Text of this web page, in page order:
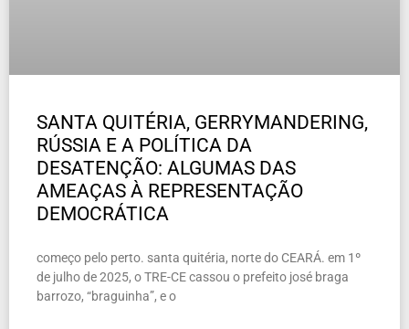
SANTA QUITÉRIA, GERRYMANDERING,
RÚSSIA E A POLÍTICA DA
DESATENÇÃO: ALGUMAS DAS
AMEAÇAS À REPRESENTAÇÃO
DEMOCRÁTICA
começo pelo perto. santa quitéria, norte do CEARÁ. em 1º
de julho de 2025, o TRE-CE cassou o prefeito josé braga
barrozo, “braguinha”, e o